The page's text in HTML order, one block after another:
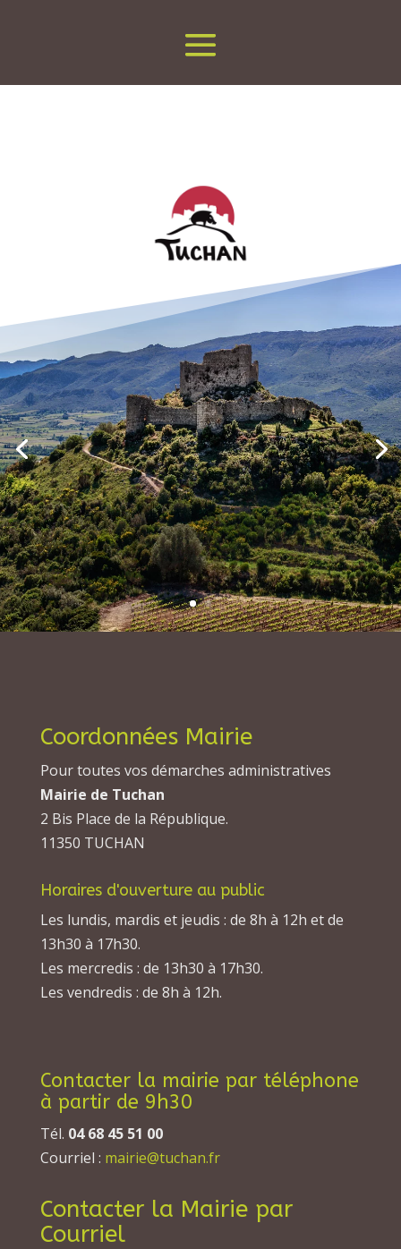
Coordonnées Mairie
Pour toutes vos démarches administratives
Mairie de Tuchan
2 Bis Place de la République.
11350 TUCHAN
Horaires d'ouverture au public
Les lundis, mardis et jeudis : de 8h à 12h et de
13h30 à 17h30.
Les mercredis : de 13h30 à 17h30.
Les vendredis : de 8h à 12h.
Contacter la mairie par téléphone
à partir de 9h30
Tél. 04 68 45 51 00
Courriel : mairie@tuchan.fr
Contacter la Mairie par
Courriel